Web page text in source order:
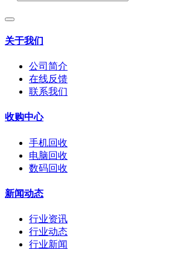
关于我们
公司简介
在线反馈
联系我们
收购中心
手机回收
电脑回收
数码回收
新闻动态
行业资讯
行业动态
行业新闻